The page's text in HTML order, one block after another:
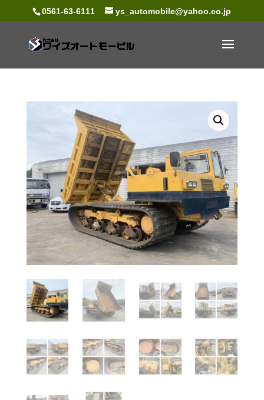
0561-63-6111 ys_automobile@yahoo.co.jp